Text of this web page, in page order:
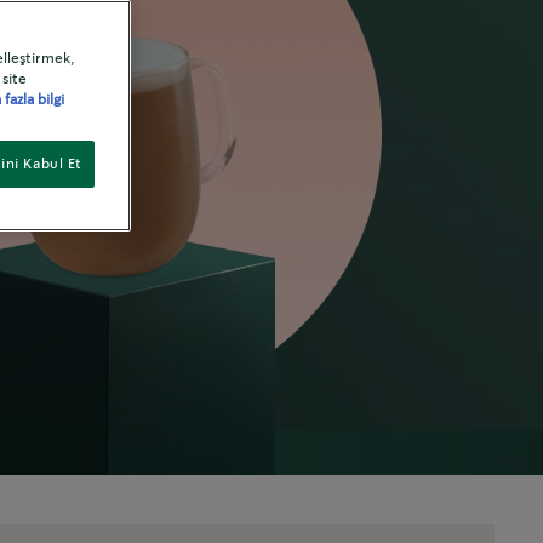
site
fazla bilgi
Kabul Et